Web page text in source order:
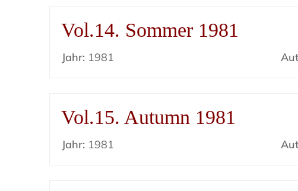
Vol.14. Sommer 1981
Jahr: 1981
Vol.15. Autumn 1981
Jahr: 1981